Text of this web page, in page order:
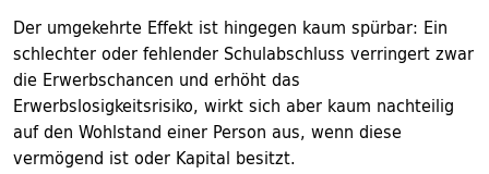
Der umgekehrte Effekt ist hingegen kaum spürbar: Ein
schlechter oder fehlender Schulabschluss verringert zwar
die Erwerbschancen und erhöht das
Erwerbslosigkeitsrisiko, wirkt sich aber kaum nachteilig
auf den Wohlstand einer Person aus, wenn diese
vermögend ist oder Kapital besitzt.